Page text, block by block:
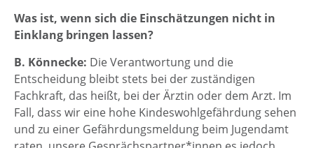
Was ist, wenn sich die Einschätzungen nicht in
Einklang bringen lassen?
B. Könnecke: Die Verantwortung und die
Entscheidung bleibt stets bei der zuständigen
Fachkraft, das heißt, bei der Ärztin oder dem Arzt. Im
Fall, dass wir eine hohe Kindeswohlgefährdung sehen
und zu einer Gefährdungsmeldung beim Jugendamt